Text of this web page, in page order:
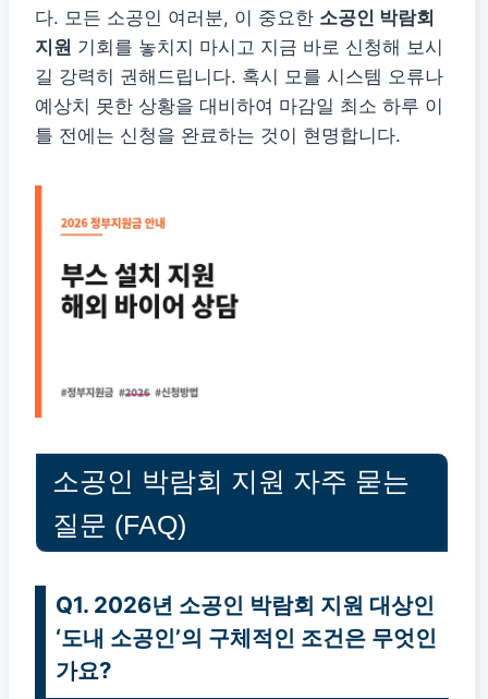
다. 모든 소공인 여러분, 이 중요한 소공인 박람회
지원 기회를 놓치지 마시고 지금 바로 신청해 보시
길 강력히 권해드립니다. 혹시 모를 시스템 오류나
예상치 못한 상황을 대비하여 마감일 최소 하루 이
틀 전에는 신청을 완료하는 것이 현명합니다.
소공인 박람회 지원 자주 묻는
질문 (FAQ)
Q1. 2026년 소공인 박람회 지원 대상인
‘도내 소공인’의 구체적인 조건은 무엇인
가요?